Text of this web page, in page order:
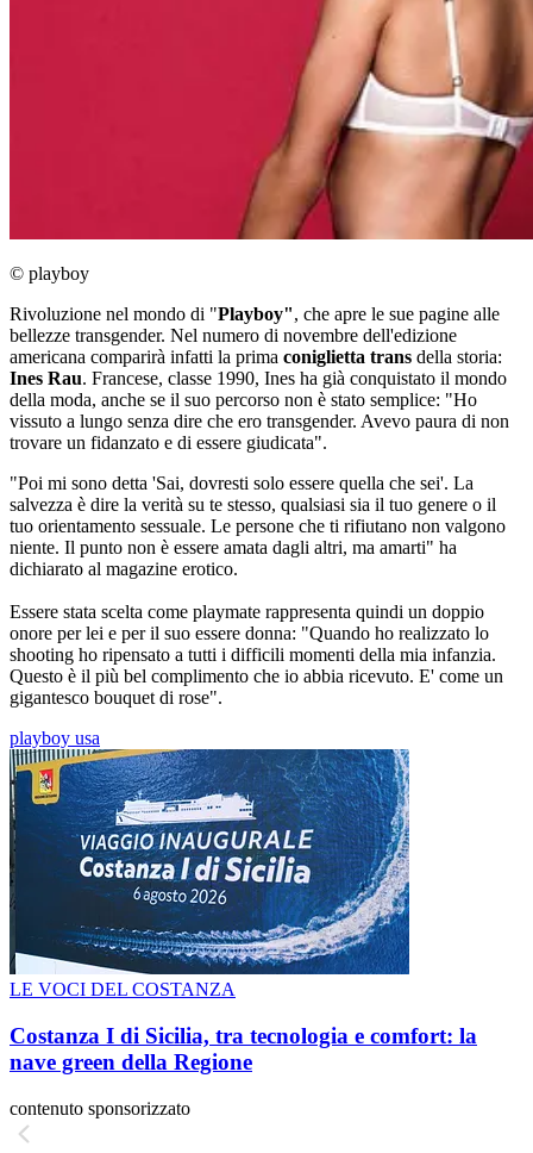
© playboy
Rivoluzione nel mondo di "Playboy", che apre le sue pagine alle
bellezze transgender. Nel numero di novembre dell'edizione
americana comparirà infatti la prima coniglietta trans della storia:
Ines Rau. Francese, classe 1990, Ines ha già conquistato il mondo
della moda, anche se il suo percorso non è stato semplice: "Ho
vissuto a lungo senza dire che ero transgender. Avevo paura di non
trovare un fidanzato e di essere giudicata".
"Poi mi sono detta 'Sai, dovresti solo essere quella che sei'. La
salvezza è dire la verità su te stesso, qualsiasi sia il tuo genere o il
tuo orientamento sessuale. Le persone che ti rifiutano non valgono
niente. Il punto non è essere amata dagli altri, ma amarti" ha
dichiarato al magazine erotico.
Essere stata scelta come playmate rappresenta quindi un doppio
onore per lei e per il suo essere donna: "Quando ho realizzato lo
shooting ho ripensato a tutti i difficili momenti della mia infanzia.
Questo è il più bel complimento che io abbia ricevuto. E' come un
gigantesco bouquet di rose".
playboy usa
LE VOCI DEL COSTANZA
Costanza I di Sicilia, tra tecnologia e comfort: la
nave green della Regione
contenuto sponsorizzato